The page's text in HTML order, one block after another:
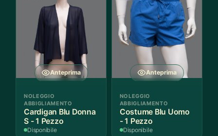
Anteprima
NOLEGGIO
ABBIGLIAMENTO
Cardigan Blu Donna
S - 1 Pezzo
Disponibile
Anteprima
NOLEGGIO
ABBIGLIAMENTO
Costume Blu Uomo
- 1 Pezzo
Disponibile